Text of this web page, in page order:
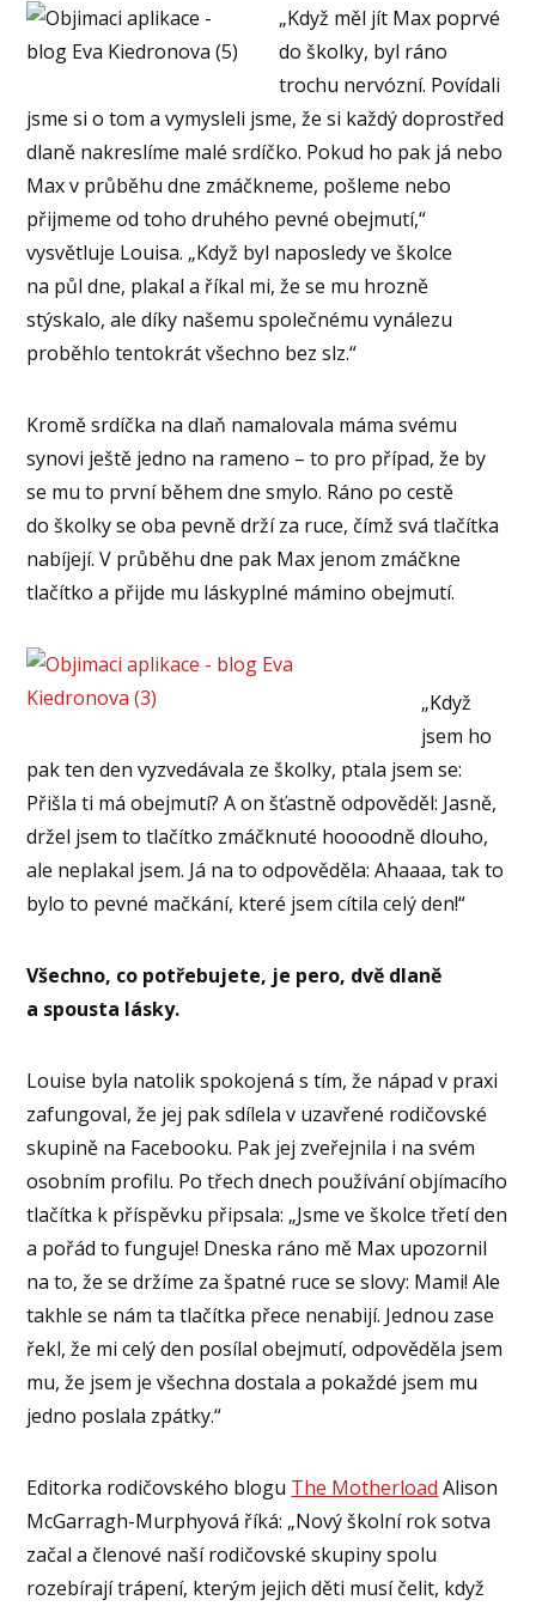
„Když měl jít Max poprvé
do školky, byl ráno
trochu nervózní. Povídali
jsme si o tom a vymysleli jsme, že si každý doprostřed
dlaně nakreslíme malé srdíčko. Pokud ho pak já nebo
Max v průběhu dne zmáčkneme, pošleme nebo
přijmeme od toho druhého pevné obejmutí,“
vysvětluje Louisa. „Když byl naposledy ve školce
na půl dne, plakal a říkal mi, že se mu hrozně
stýskalo, ale díky našemu společnému vynálezu
proběhlo tentokrát všechno bez slz.“
Kromě srdíčka na dlaň namalovala máma svému
synovi ještě jedno na rameno – to pro případ, že by
se mu to první během dne smylo. Ráno po cestě
do školky se oba pevně drží za ruce, čímž svá tlačítka
nabíjejí. V průběhu dne pak Max jenom zmáčkne
tlačítko a přijde mu láskyplné mámino obejmutí.
„Když
jsem ho
pak ten den vyzvedávala ze školky, ptala jsem se:
Přišla ti má obejmutí? A on šťastně odpověděl: Jasně,
držel jsem to tlačítko zmáčknuté hoooodně dlouho,
ale neplakal jsem. Já na to odpověděla: Ahaaaa, tak to
bylo to pevné mačkání, které jsem cítila celý den!“
Všechno, co potřebujete, je pero, dvě dlaně
a spousta lásky.
Louise byla natolik spokojená s tím, že nápad v praxi
zafungoval, že jej pak sdílela v uzavřené rodičovské
skupině na Facebooku. Pak jej zveřejnila i na svém
osobním profilu. Po třech dnech používání objímacího
tlačítka k příspěvku připsala: „Jsme ve školce třetí den
a pořád to funguje! Dneska ráno mě Max upozornil
na to, že se držíme za špatné ruce se slovy: Mami! Ale
takhle se nám ta tlačítka přece nenabijí. Jednou zase
řekl, že mi celý den posílal obejmutí, odpověděla jsem
mu, že jsem je všechna dostala a pokaždé jsem mu
jedno poslala zpátky.“
Editorka rodičovského blogu The Motherload Alison
McGarragh-Murphyová říká: „Nový školní rok sotva
začal a členové naší rodičovské skupiny spolu
rozebírají trápení, kterým jejich děti musí čelit, když